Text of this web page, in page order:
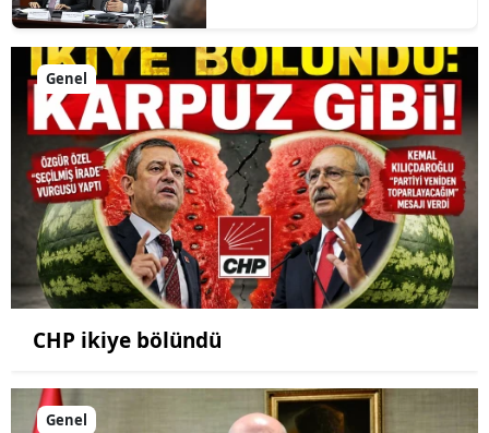
Genel
CHP ikiye bölündü
Genel